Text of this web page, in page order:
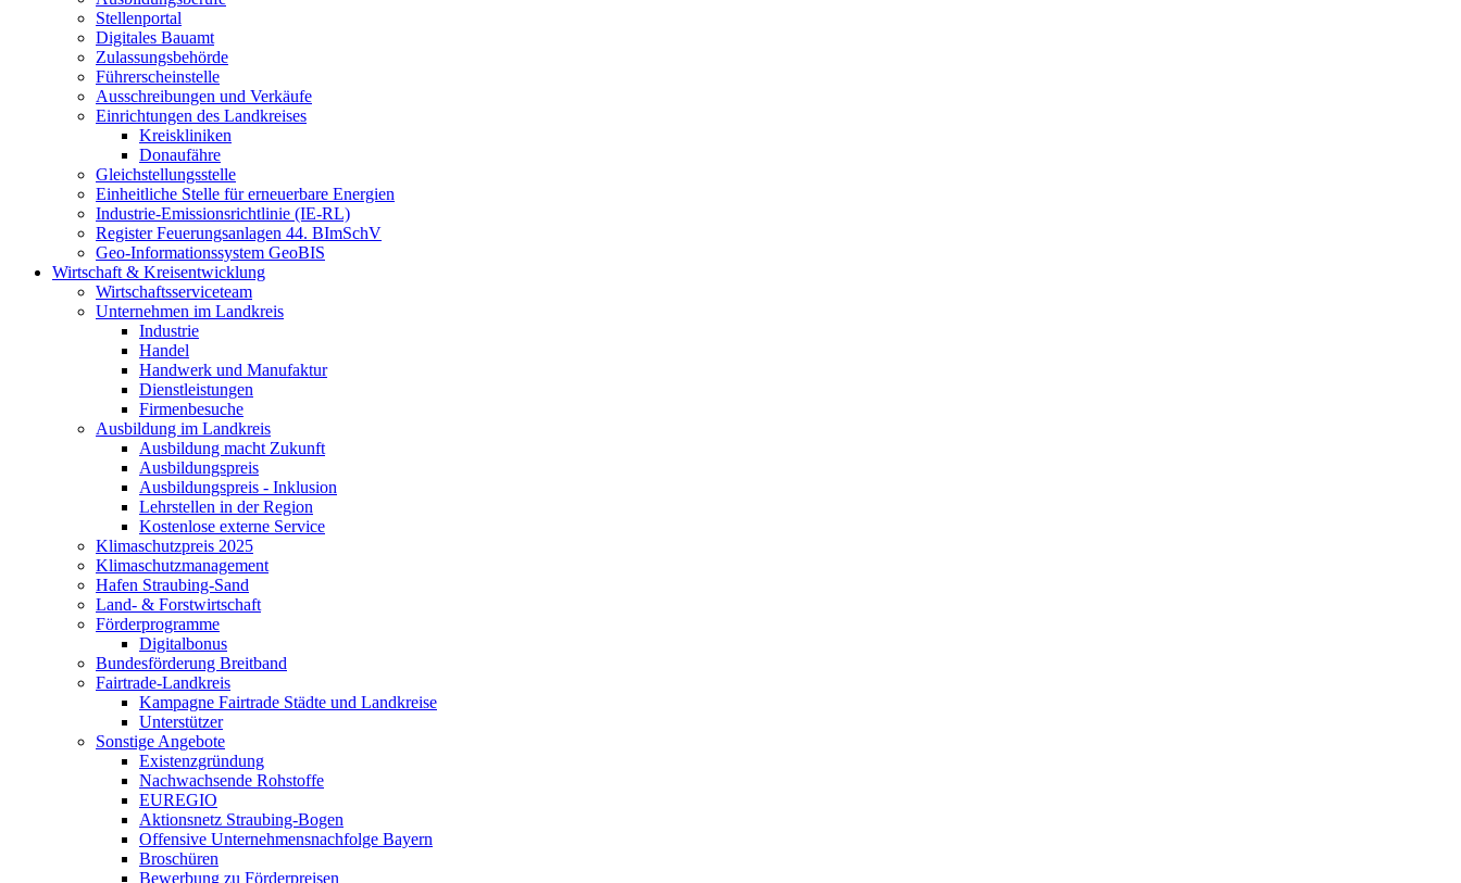
Stellenportal
Digitales Bauamt
Zulassungsbehörde
Führerscheinstelle
Ausschreibungen und Verkäufe
Einrichtungen des Landkreises
Kreiskliniken
Donaufähre
Gleichstellungsstelle
Einheitliche Stelle für erneuerbare Energien
Industrie-Emissionsrichtlinie (IE-RL)
Register Feuerungsanlagen 44. BImSchV
Geo-Informationssystem GeoBIS
Wirtschaft & Kreisentwicklung
Wirtschaftsserviceteam
Unternehmen im Landkreis
Industrie
Handel
Handwerk und Manufaktur
Dienstleistungen
Firmenbesuche
Ausbildung im Landkreis
Ausbildung macht Zukunft
Ausbildungspreis
Ausbildungspreis - Inklusion
Lehrstellen in der Region
Kostenlose externe Service
Klimaschutzpreis 2025
Klimaschutzmanagement
Hafen Straubing-Sand
Land- & Forstwirtschaft
Förderprogramme
Digitalbonus
Bundesförderung Breitband
Fairtrade-Landkreis
Kampagne Fairtrade Städte und Landkreise
Unterstützer
Sonstige Angebote
Existenzgründung
Nachwachsende Rohstoffe
EUREGIO
Aktionsnetz Straubing-Bogen
Offensive Unternehmensnachfolge Bayern
Broschüren
Bewerbung zu Förderpreisen